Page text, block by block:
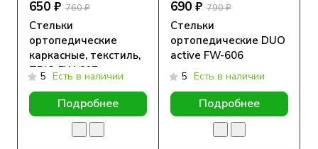
650 ₽ 760 ₽
Стельки
ортопедические
каркасные, текстиль,
TRIO FW-607
5 Есть в наличии
Подробнее
690 ₽ 790 ₽
Стельки
ортопедические DUO
active FW-606
5 Есть в наличии
Подробнее